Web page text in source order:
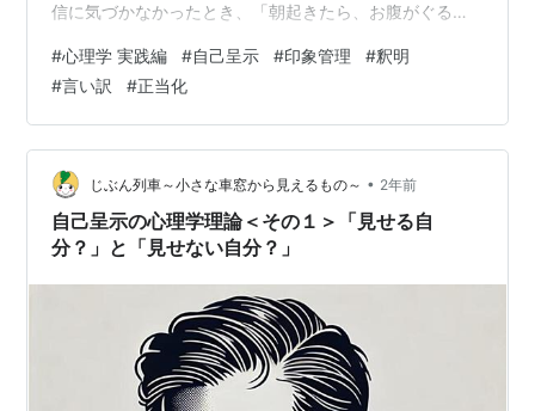
信に気づかなかったとき、「朝起きたら、お腹がぐるぐ
より電車が混んでいたせいか、乗り換えに時間がかかっ
た」と正当化してみたり！？など、誰しも似た経験があ
るのではないでしょうか。 そんな筆者も、新入社員の時
にやらかした経験があります😅 社会心理学でよく知られ
る「弁解（言い訳）」と「正当化」の違いを比較しなが
ら、そのメリット・デメリットをまとめまし…
#心理学 実践編 #自己呈示 #印象管理 #釈明
#言い訳 #正当化
じぶん列車～小さな車窓から見えるもの～ • 2年前
自己呈示の心理学理論＜その１＞「見せる自
分？」と「見せない自分？」